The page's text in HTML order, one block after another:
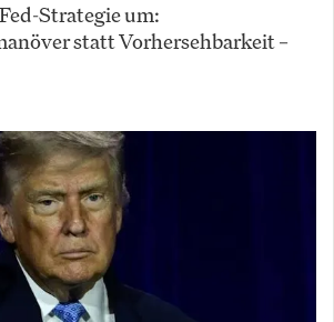
Strategie um:
statt Vorhersehbarkeit –